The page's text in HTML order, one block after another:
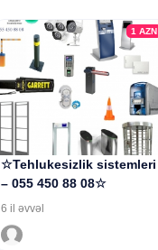
1 AZN
☆Tehlukesizlik sistemleri
– 055 450 88 08☆
6 il əvvəl